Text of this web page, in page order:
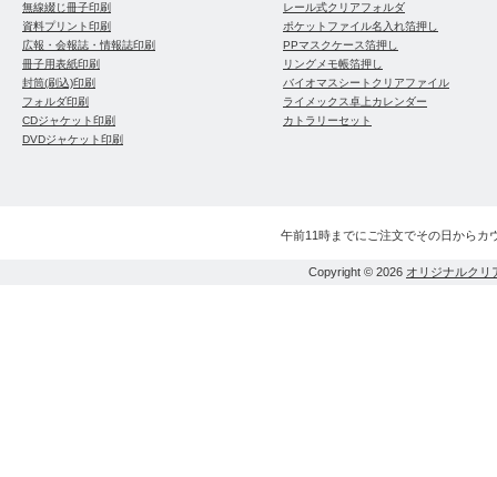
無線綴じ冊子印刷
資料プリント印刷
広報・会報誌・情報誌印刷
冊子用表紙印刷
封筒(刷込)印刷
フォルダ印刷
CDジャケット印刷
DVDジャケット印刷
レール式クリアフォルダ
ポケットファイル名入れ箔押し
PPマスクケース箔押し
リングメモ帳箔押し
バイオマスシートクリアファイル
ライメックス卓上カレンダー
カトラリーセット
午前11時までにご注文でその日からカ
Copyright © 2026 オリジナルクリ